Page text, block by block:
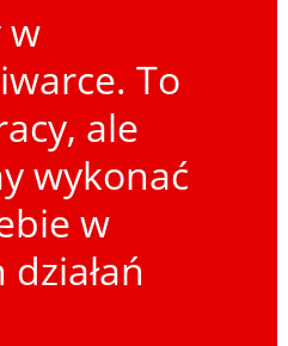
w
To
ale
wykonać
w